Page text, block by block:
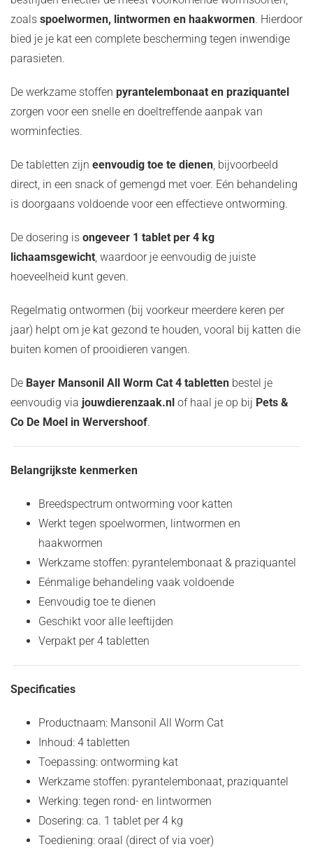
zoals spoelwormen, lintwormen en haakwormen. Hierdoor
bied je je kat een complete bescherming tegen inwendige
parasieten.
De werkzame stoffen pyrantelembonaat en praziquantel
zorgen voor een snelle en doeltreffende aanpak van
worminfecties.
De tabletten zijn eenvoudig toe te dienen, bijvoorbeeld
direct, in een snack of gemengd met voer. Eén behandeling
is doorgaans voldoende voor een effectieve ontworming.
De dosering is ongeveer 1 tablet per 4 kg
lichaamsgewicht, waardoor je eenvoudig de juiste
hoeveelheid kunt geven.
Regelmatig ontwormen (bij voorkeur meerdere keren per
jaar) helpt om je kat gezond te houden, vooral bij katten die
buiten komen of prooidieren vangen.
De Bayer Mansonil All Worm Cat 4 tabletten bestel je
eenvoudig via jouwdierenzaak.nl of haal je op bij Pets &
Co De Moel in Wervershoof.
Belangrijkste kenmerken
Breedspectrum ontworming voor katten
Werkt tegen spoelwormen, lintwormen en
haakwormen
Werkzame stoffen: pyrantelembonaat & praziquantel
Eénmalige behandeling vaak voldoende
Eenvoudig toe te dienen
Geschikt voor alle leeftijden
Verpakt per 4 tabletten
Specificaties
Productnaam: Mansonil All Worm Cat
Inhoud: 4 tabletten
Toepassing: ontworming kat
Werkzame stoffen: pyrantelembonaat, praziquantel
Werking: tegen rond- en lintwormen
Dosering: ca. 1 tablet per 4 kg
Toediening: oraal (direct of via voer)